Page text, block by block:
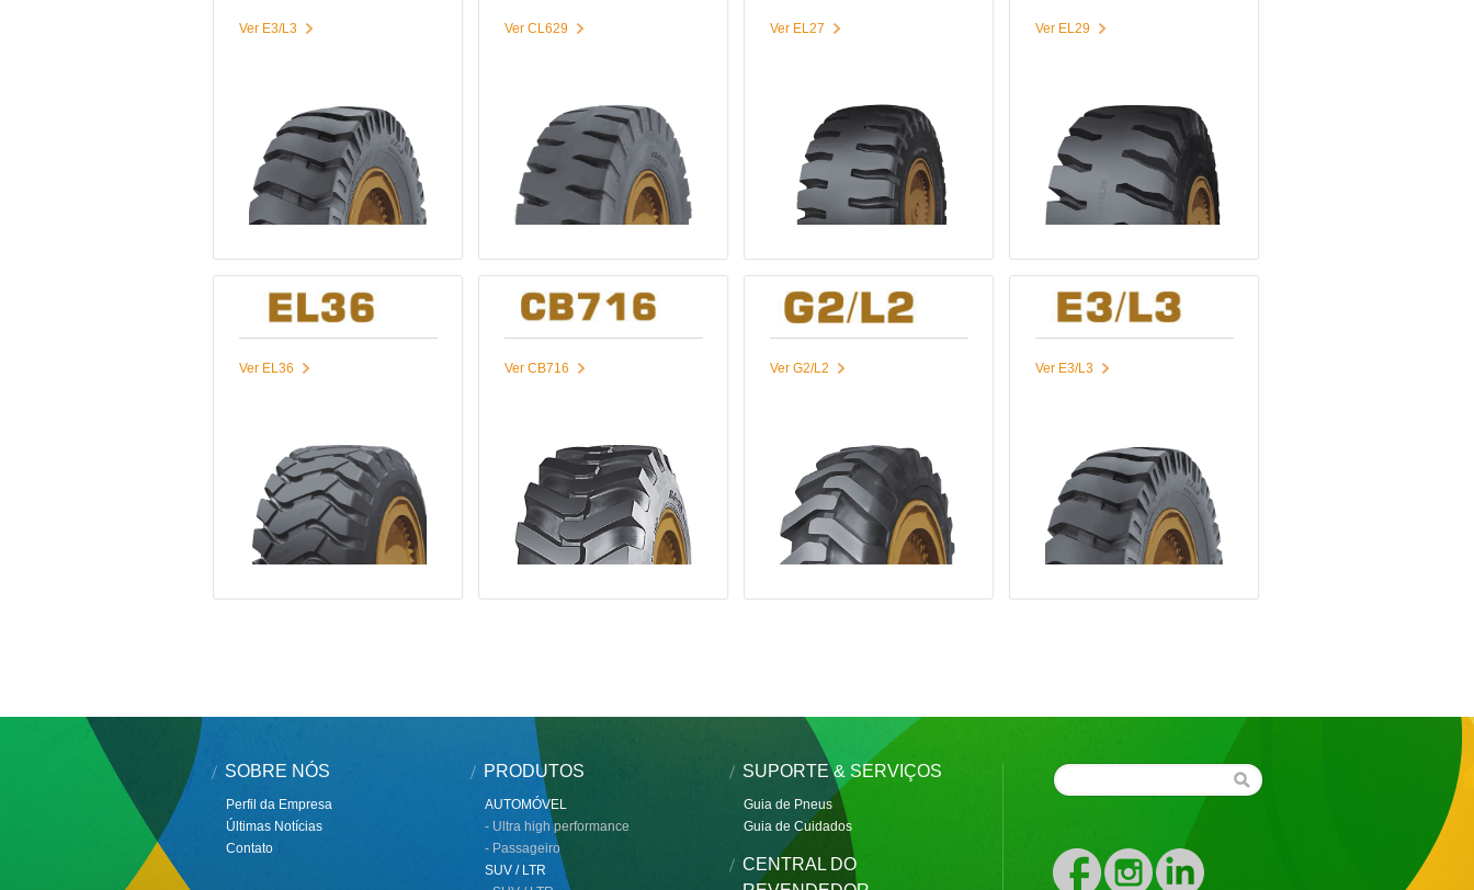
Ver E3/L3 Ver CL629 Ver EL27 Ver EL29
Ver EL36 Ver CB716 Ver G2/L2 Ver E3/L3
SOBRE NÓS
Perfil da Empresa
Últimas Notícias
Contato
PRODUTOS
AUTOMÓVEL
- Ultra high performance
- Passageiro
SUV / LTR
SUPORTE & SERVIÇOS
Guia de Pneus
Guia de Cuidados
CENTRAL DO